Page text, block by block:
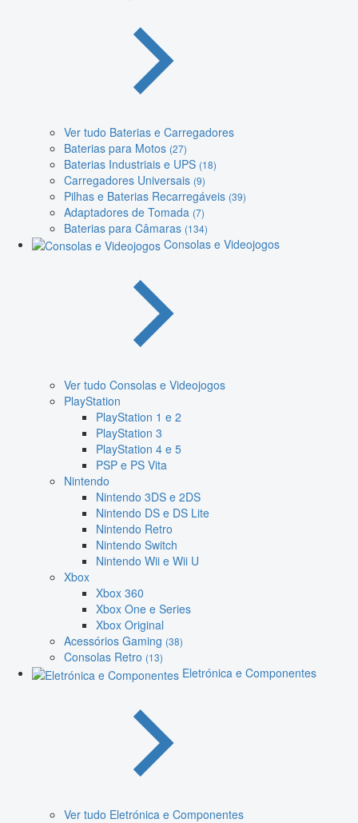
Ver tudo Baterias e Carregadores
Baterias para Motos (27)
Baterias Industriais e UPS (18)
Carregadores Universais (9)
Pilhas e Baterias Recarregáveis (39)
Adaptadores de Tomada (7)
Baterias para Câmaras (134)
Consolas e Videojogos
Ver tudo Consolas e Videojogos
PlayStation
PlayStation 1 e 2
PlayStation 3
PlayStation 4 e 5
PSP e PS Vita
Nintendo
Nintendo 3DS e 2DS
Nintendo DS e DS Lite
Nintendo Retro
Nintendo Switch
Nintendo Wii e Wii U
Xbox
Xbox 360
Xbox One e Series
Xbox Original
Acessórios Gaming (38)
Consolas Retro (13)
Eletrónica e Componentes
Ver tudo Eletrónica e Componentes